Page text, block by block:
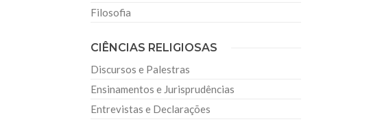
Filosofia
CIÊNCIAS RELIGIOSAS
Discursos e Palestras
Ensinamentos e Jurisprudências
Entrevistas e Declarações